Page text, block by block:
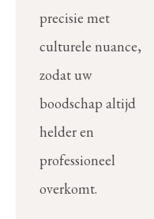
precisie met
culturele nuance,
zodat uw
boodschap altijd
helder en
professioneel
overkomt.